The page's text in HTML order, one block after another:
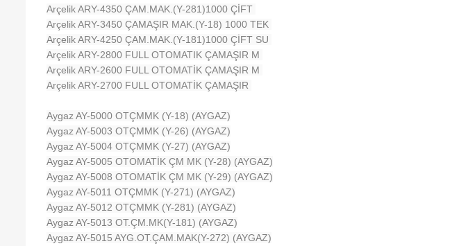
Arçelik ARY-4350 ÇAM.MAK.(Y-281)1000 ÇİFT
Arçelik ARY-3450 ÇAMAŞIR MAK.(Y-18) 1000 TEK
Arçelik ARY-4250 ÇAM.MAK.(Y-181)1000 ÇİFT SU
Arçelik ARY-2800 FULL OTOMATIK ÇAMAŞIR M
Arçelik ARY-2600 FULL OTOMATİK ÇAMAŞIR M
Arçelik ARY-2700 FULL OTOMATİK ÇAMAŞIR
Aygaz AY-5000 OTÇMMK (Y-18) (AYGAZ)
Aygaz AY-5003 OTÇMMK (Y-26) (AYGAZ)
Aygaz AY-5004 OTÇMMK (Y-27) (AYGAZ)
Aygaz AY-5005 OTOMATİK ÇM MK (Y-28) (AYGAZ)
Aygaz AY-5008 OTOMATİK ÇM MK (Y-29) (AYGAZ)
Aygaz AY-5011 OTÇMMK (Y-271) (AYGAZ)
Aygaz AY-5012 OTÇMMK (Y-281) (AYGAZ)
Aygaz AY-5013 OT.ÇM.MK(Y-181) (AYGAZ)
Aygaz AY-5015 AYG.OT.ÇAM.MAK(Y-272) (AYGAZ)